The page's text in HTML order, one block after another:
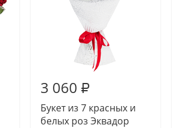
3 060 ₽
Букет из 7 красных и
белых роз Эквадор